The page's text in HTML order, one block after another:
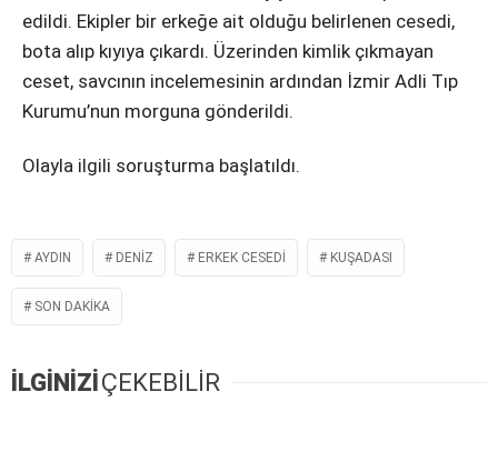
edildi. Ekipler bir erkeğe ait olduğu belirlenen cesedi,
bota alıp kıyıya çıkardı. Üzerinden kimlik çıkmayan
ceset, savcının incelemesinin ardından İzmir Adli Tıp
Kurumu’nun morguna gönderildi.
Olayla ilgili soruşturma başlatıldı.
AYDIN DENIZ ERKEK CESEDI KUŞADASI
SON DAKIKA
İLGİNİZİÇEKEBİLİR